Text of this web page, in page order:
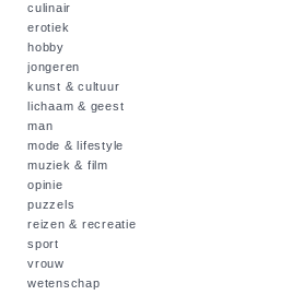
culinair
erotiek
hobby
jongeren
kunst & cultuur
lichaam & geest
man
mode & lifestyle
muziek & film
opinie
puzzels
reizen & recreatie
sport
vrouw
wetenschap